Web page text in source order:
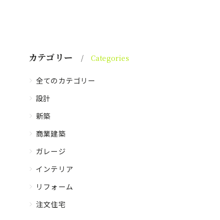
カテゴリー Categories
全てのカテゴリー
設計
新築
商業建築
ガレージ
インテリア
リフォーム
注文住宅